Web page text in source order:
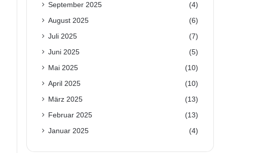
September 2025 (4)
August 2025 (6)
Juli 2025 (7)
Juni 2025 (5)
Mai 2025 (10)
April 2025 (10)
März 2025 (13)
Februar 2025 (13)
Januar 2025 (4)